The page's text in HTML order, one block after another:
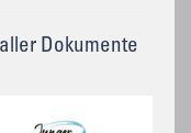
Dokumente